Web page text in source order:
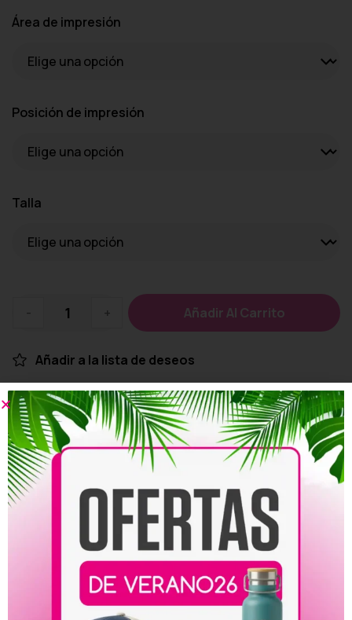
Área de impresión
Posición de impresión
Talla
- + Añadir Al Carrito
Añadir a la lista de deseos
Personalizar
Compartir:
Productos relacionados